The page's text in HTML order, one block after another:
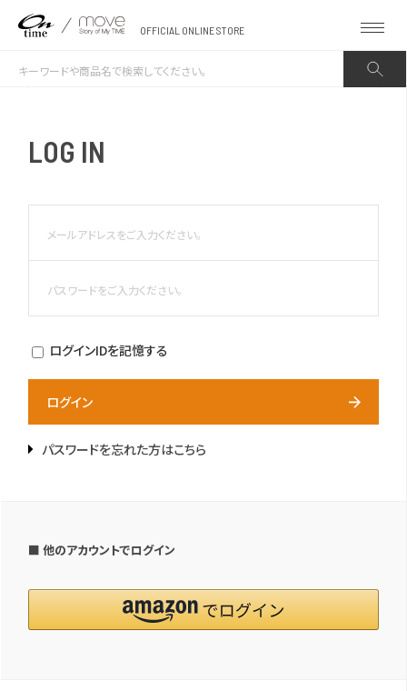
OFFICIAL ONLINE STORE
LOG IN
ログインIDを記憶する
ログイン
パスワードを忘れた方はこちら
■ 他のアカウントでログイン